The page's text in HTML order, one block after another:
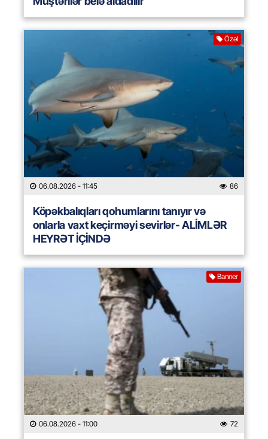
Özəl
06.08.2026 - 11:45 86
Köpəkbalıqları qohumlarını tanıyır və
onlarla vaxt keçirməyi sevirlər- ALİMLƏR
HEYRƏT İÇİNDƏ
Banner
06.08.2026 - 11:00 72